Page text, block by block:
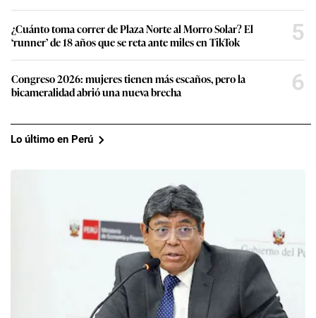
¿Cuánto toma correr de Plaza Norte al Morro Solar? El
‘runner’ de 18 años que se reta ante miles en TikTok
5
Congreso 2026: mujeres tienen más escaños, pero la
bicameralidad abrió una nueva brecha
6
Lo último en Perú